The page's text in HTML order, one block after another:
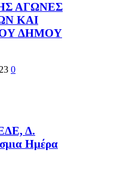
ΑΓΩΝΕΣ
ΚΑΙ
ΔΗΜΟΥ
0
Δ.
Ημέρα